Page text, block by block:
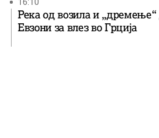
Река од возила и
Евзони за влез во Грција